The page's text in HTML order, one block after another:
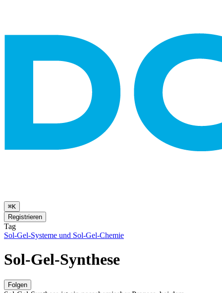
⌘K
Registrieren
Tag
Sol-Gel-Systeme und Sol-Gel-Chemie
Sol-Gel-Synthese
Folgen